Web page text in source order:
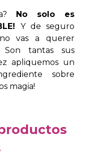
No solo es
Y de seguro
vas a querer
tantas sus
apliquemos un
sobre
magia!